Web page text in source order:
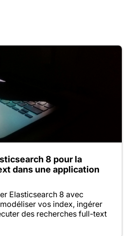
8 pour la
dans une application
Elasticsearch 8 avec
vos index, ingérer
des recherches full-text